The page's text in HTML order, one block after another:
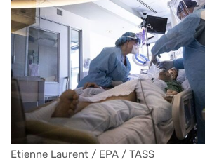
Etienne Laurent / EPA / TASS